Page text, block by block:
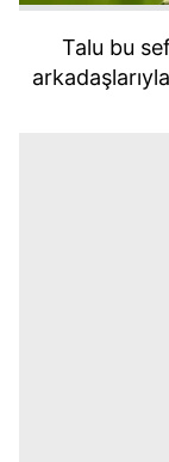
Talu bu